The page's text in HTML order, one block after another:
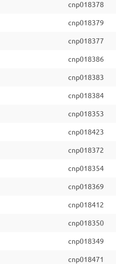
cnp018378
cnp018379
cnp018377
cnp018386
cnp018383
cnp018384
cnp018353
cnp018423
cnp018372
cnp018354
cnp018369
cnp018412
cnp018350
cnp018349
cnp018471